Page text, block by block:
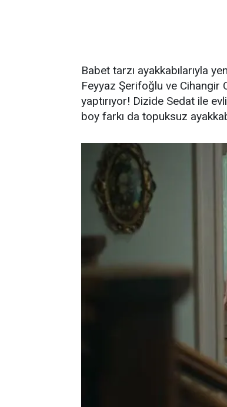
Babet tarzı ayakkabılarıyla
Feyyaz Şerifoğlu ve Cihangir
yaptırıyor! Dizide Sedat ile
boy farkı da topuksuz